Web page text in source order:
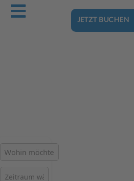
JETZT BUCHEN